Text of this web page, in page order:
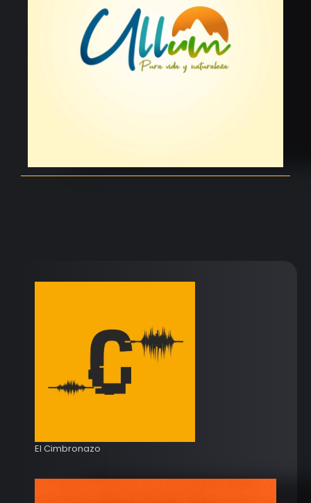
El Cimbronazo